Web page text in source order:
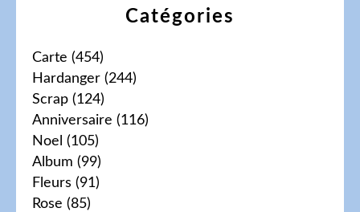
Catégories
Carte (454)
Hardanger (244)
Scrap (124)
Anniversaire (116)
Noel (105)
Album (99)
Fleurs (91)
Rose (85)